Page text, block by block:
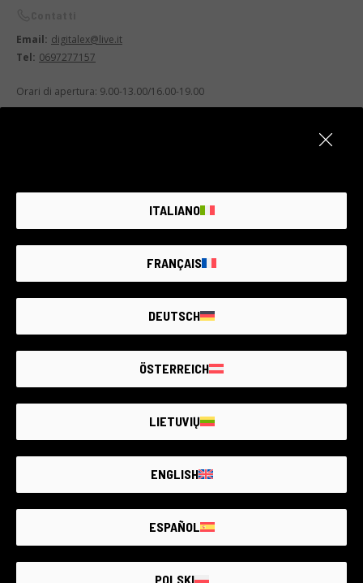
Email: digitalex@live.it
Tel: 0697277157
Orari di apertura: 9.00-13.00/16.00-19.00
ITALIANO
FRANÇAIS
DEUTSCH
ÖSTERREICH
LIETUVIŲ
ENGLISH
ESPAÑOL
POLSKI